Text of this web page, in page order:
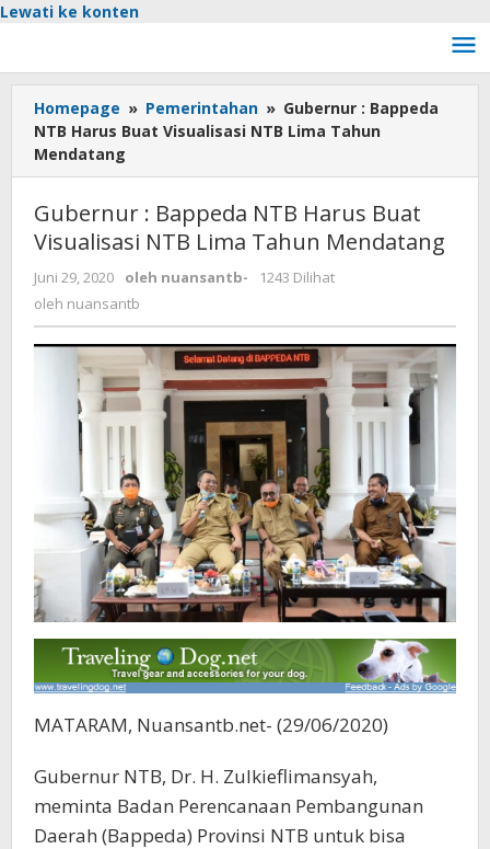
Lewati ke konten
Homepage » Pemerintahan » Gubernur : Bappeda
NTB Harus Buat Visualisasi NTB Lima Tahun
Mendatang
Gubernur : Bappeda NTB Harus Buat
Visualisasi NTB Lima Tahun Mendatang
Juni 29, 2020 oleh nuansantb-
1243 Dilihat
oleh nuansantb
MATARAM, Nuansantb.net- (29/06/2020)
Gubernur NTB, Dr. H. Zulkieflimansyah,
meminta Badan Perencanaan Pembangunan
Daerah (Bappeda) Provinsi NTB untuk bisa